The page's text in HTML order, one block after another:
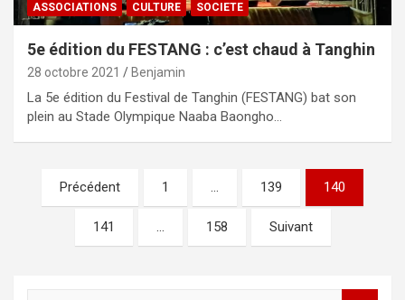
ASSOCIATIONS CULTURE SOCIETE
5e édition du FESTANG : c’est chaud à Tanghin
28 octobre 2021 Benjamin
La 5e édition du Festival de Tanghin (FESTANG) bat son
plein au Stade Olympique Naaba Baongho…
Navigation
des
articles
Précédent 1 … 139 140
141 … 158 Suivant